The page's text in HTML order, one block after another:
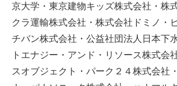
京⼤学・東京建物キッズ株式会社・株
クラ運輸株式会社・株式会社ドミノ・
チバン株式会社・公益社団法人日本下
トエナジー・アンド・リソース株式会
スオブジェクト・パーク２４株式会社